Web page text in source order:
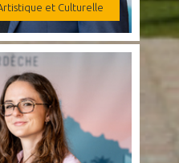
et Culturelle